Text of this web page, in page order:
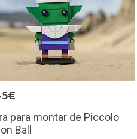
para montar de Piccolo
Ball